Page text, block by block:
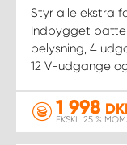
Styr alle ekstra
Indbygget
belysning, 4
12 V-udgange
1 998
EKSKL. 25 %